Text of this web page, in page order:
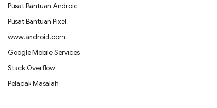
Pusat Bantuan Android
Pusat Bantuan Pixel
www.android.com
Google Mobile Services
Stack Overflow
Pelacak Masalah